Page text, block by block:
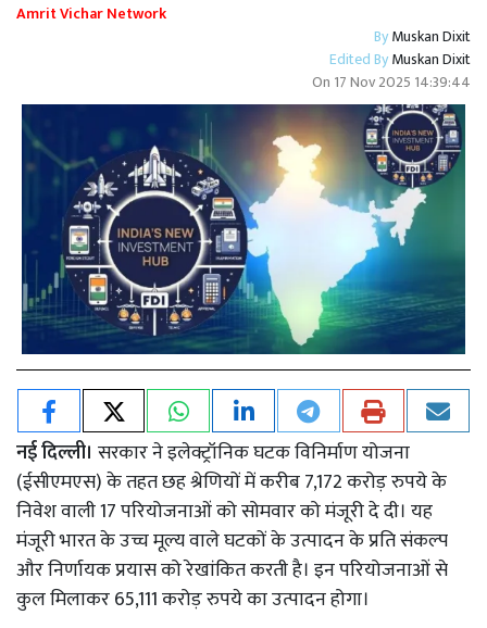
Amrit Vichar Network
ByMuskan Dixit
Edited ByMuskan Dixit
On 17 Nov 2025 14:39:44
नई दिल्ली। सरकार ने इलेक्ट्रॉनिक घटक विनिर्माण योजना
(ईसीएमएस) के तहत छह श्रेणियों में करीब 7,172 करोड़ रुपये के
निवेश वाली 17 परियोजनाओं को सोमवार को मंजूरी दे दी। यह
मंजूरी भारत के उच्च मूल्य वाले घटकों के उत्पादन के प्रति संकल्प
और निर्णायक प्रयास को रेखांकित करती है। इन परियोजनाओं से
कुल मिलाकर 65,111 करोड़ रुपये का उत्पादन होगा।